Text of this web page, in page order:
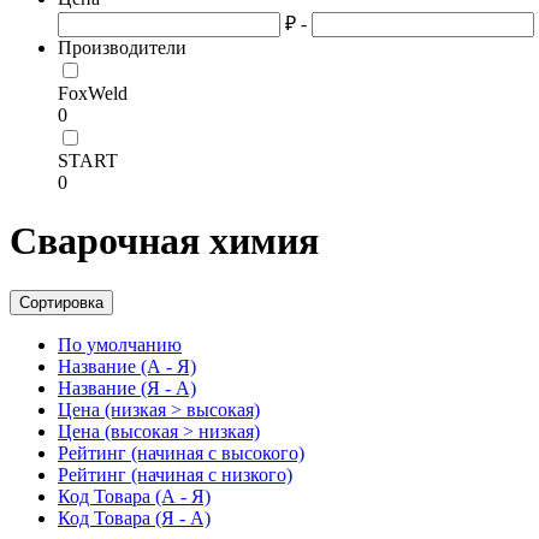
₽ -
Производители
FoxWeld
0
START
0
Сварочная химия
Сортировка
По умолчанию
Название (А - Я)
Название (Я - А)
Цена (низкая > высокая)
Цена (высокая > низкая)
Рейтинг (начиная с высокого)
Рейтинг (начиная с низкого)
Код Товара (А - Я)
Код Товара (Я - А)